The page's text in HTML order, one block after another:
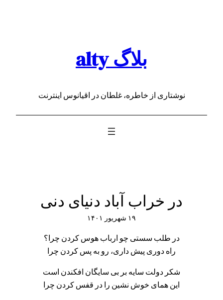
بلاگ alty
نوشتاری از خاطره، غلطان در اقیانوس اینترنت
در خراب آباد دنیای دنی
۱۹ شهریور ۱۴۰۱
در طلب سستی چو ارباب هوس کردن چرا؟
راه دوری پیش داری، رو به پس کردن چرا
شکر دولت سایه بر بی سایگان افکندن است
این همای خوش نشین را در قفس کردن چرا